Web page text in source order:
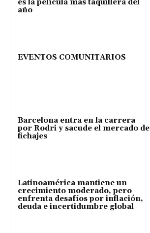
es la película más taquillera del
año
EVENTOS COMUNITARIOS
Barcelona entra en la carrera
por Rodri y sacude el mercado de
fichajes
Latinoamérica mantiene un
crecimiento moderado, pero
enfrenta desafíos por inflación,
deuda e incertidumbre global